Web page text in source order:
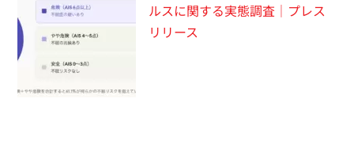
ルスに関する実態調査｜プレス
リリース